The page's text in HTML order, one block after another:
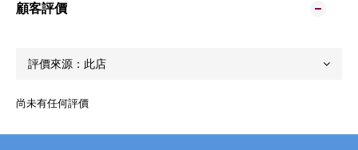
顧客評價
尚未有任何評價